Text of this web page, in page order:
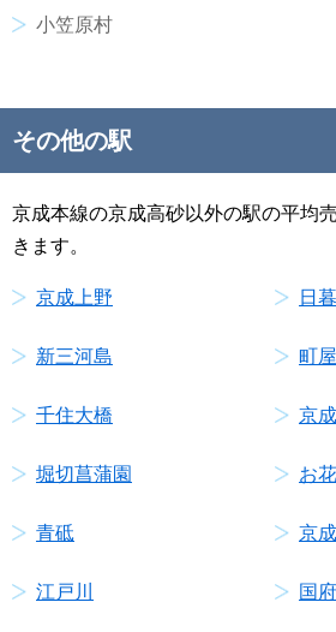
小笠原村
その他の駅
京成本線の京成高砂以外の駅の平均
きます。
京成上野 日
新三河島 町屋
千住大橋 京
堀切菖蒲園 お
青砥 京
江戸川 国